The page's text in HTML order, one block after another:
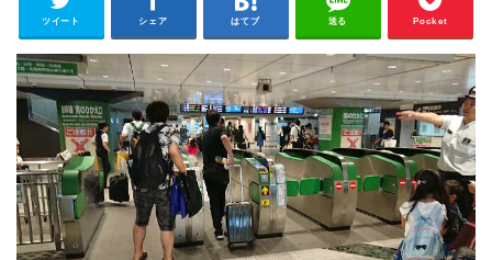
ツイート シェア はてブ 送る Pocket